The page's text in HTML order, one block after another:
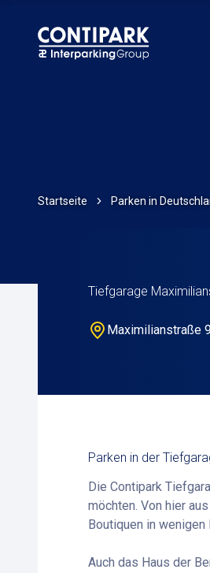
Startseite Parken in
Tiefgarage
Maximilianstraße
Parken in der
Die Contipark
möchten. Von hier
Boutiquen in wenigen
Auch das Haus der